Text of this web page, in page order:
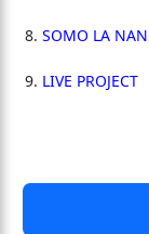
SOMO LA
LIVE PROJECT